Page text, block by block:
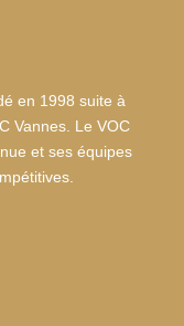
en 1998 suite à
Vannes. Le VOC
et ses équipes